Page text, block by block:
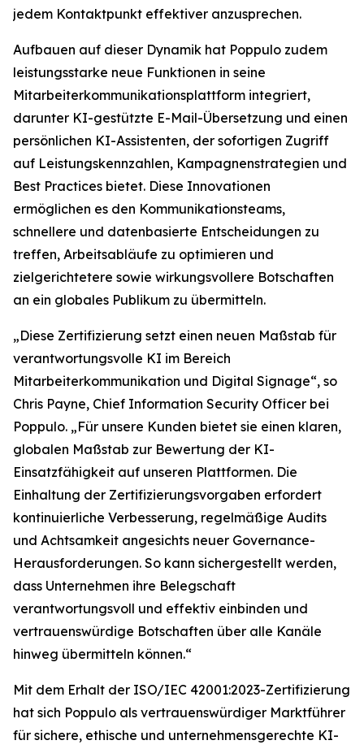
jedem Kontaktpunkt effektiver anzusprechen.
Aufbauen auf dieser Dynamik hat Poppulo zudem
leistungsstarke neue Funktionen in seine
Mitarbeiterkommunikationsplattform integriert,
darunter KI-gestützte E-Mail-Übersetzung und einen
persönlichen KI-Assistenten, der sofortigen Zugriff
auf Leistungskennzahlen, Kampagnenstrategien und
Best Practices bietet. Diese Innovationen
ermöglichen es den Kommunikationsteams,
schnellere und datenbasierte Entscheidungen zu
treffen, Arbeitsabläufe zu optimieren und
zielgerichtetere sowie wirkungsvollere Botschaften
an ein globales Publikum zu übermitteln.
„Diese Zertifizierung setzt einen neuen Maßstab für
verantwortungsvolle KI im Bereich
Mitarbeiterkommunikation und Digital Signage“, so
Chris Payne, Chief Information Security Officer bei
Poppulo. „Für unsere Kunden bietet sie einen klaren,
globalen Maßstab zur Bewertung der KI-
Einsatzfähigkeit auf unseren Plattformen. Die
Einhaltung der Zertifizierungsvorgaben erfordert
kontinuierliche Verbesserung, regelmäßige Audits
und Achtsamkeit angesichts neuer Governance-
Herausforderungen. So kann sichergestellt werden,
dass Unternehmen ihre Belegschaft
verantwortungsvoll und effektiv einbinden und
vertrauenswürdige Botschaften über alle Kanäle
hinweg übermitteln können.“
Mit dem Erhalt der ISO/IEC 42001:2023-Zertifizierung
hat sich Poppulo als vertrauenswürdiger Marktführer
für sichere, ethische und unternehmensgerechte KI-